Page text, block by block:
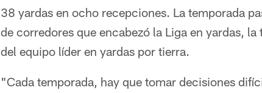
38 yardas en ocho recepciones. La temporada
de corredores que encabezó la Liga en yardas,
del equipo líder en yardas por tierra.
"Cada temporada, hay que tomar decisiones